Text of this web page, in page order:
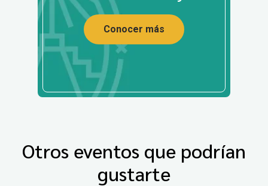
Conocer más
Otros eventos que podrían
gustarte